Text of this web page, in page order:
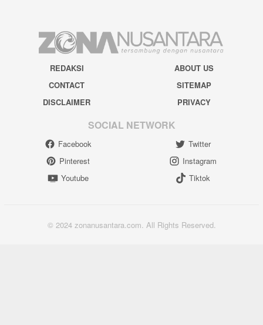
REDAKSI
ABOUT US
CONTACT
SITEMAP
DISCLAIMER
PRIVACY
SOCIAL NETWORK
Facebook
Twitter
Pinterest
Instagram
Youtube
Tiktok
© 2024 zonanusantara.com. All Rights Reserved.